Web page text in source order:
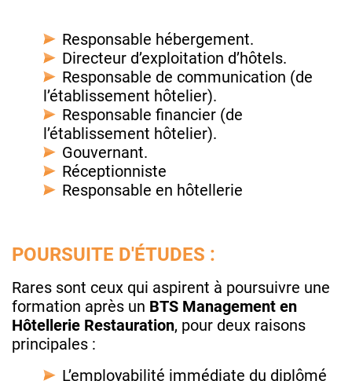
Responsable hébergement.
Directeur d’exploitation d’hôtels.
Responsable de communication (de
l’établissement hôtelier).
Responsable financier (de
l’établissement hôtelier).
Gouvernant.
Réceptionniste
Responsable en hôtellerie
POURSUITE D'ÉTUDES :
Rares sont ceux qui aspirent à poursuivre une
formation après un BTS Management en
Hôtellerie Restauration, pour deux raisons
principales :
L’employabilité immédiate du diplômé